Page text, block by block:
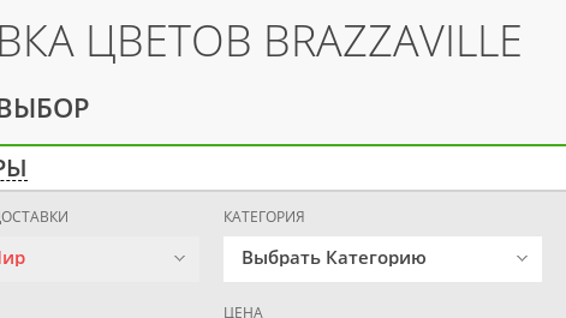
ЦВЕТОВ BRAZZAVILLE
КАТЕГОРИЯ
Выбрать Категорию
ЦЕНА